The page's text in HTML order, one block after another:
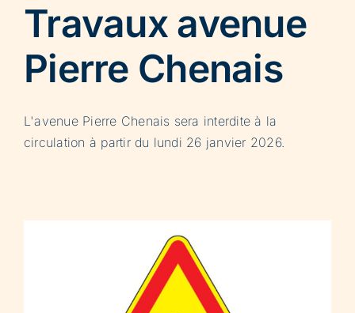
Travaux avenue
Pierre Chenais
L'avenue Pierre Chenais sera interdite à la
circulation à partir du lundi 26 janvier 2026.